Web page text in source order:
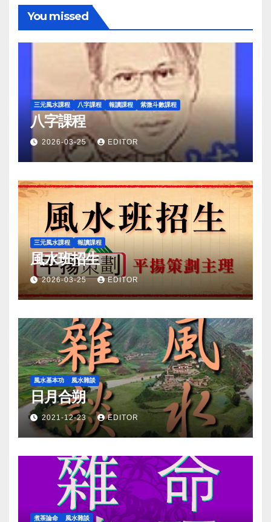
You missed
三元風水課程 八字課程 報讀課程 紫微斗數課程
八字課程
2026-03-25 EDITOR
三元風水課程 報讀課程
風水班招生
2026-03-25 EDITOR
風水基本功 風水雜談
日月合朔
2021-12-23 EDITOR
煮茶論命 風水雜談